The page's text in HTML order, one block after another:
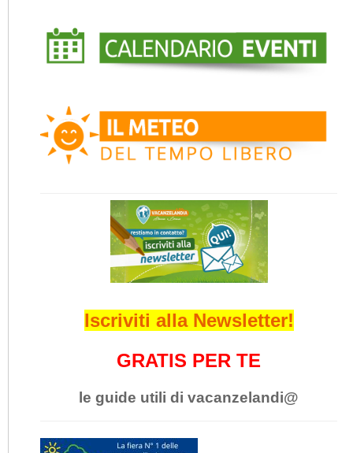
Iscriviti alla Newsletter!
GRATIS PER TE
le guide utili di vacanzelandi@